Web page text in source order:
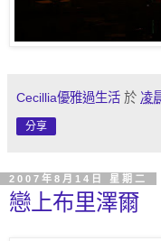
Cecillia優雅過生活 於 凌
分享
2007年8月14日 星期二
戀上布里澤爾